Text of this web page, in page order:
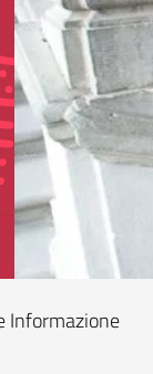
Informazione